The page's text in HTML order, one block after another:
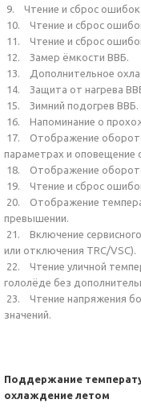
9. Чтение и сброс ошибок
10. Чтение и сброс
11. Чтение и сброс
12. Замер ёмкости ВВБ.
13. Дополнительное
14. Защита от нагрева
15. Зимний подогрев ВВБ.
16. Напоминание о
17. Отображение
параметрах и оповещение
18. Отображение
19. Чтение и сброс
20. Отображение
превышении.
21. Включение
или отключения TRC/VSC).
22. Чтение уличной
гололёде без
23. Чтение напряжения
значений.
Поддержание
охлаждение летом